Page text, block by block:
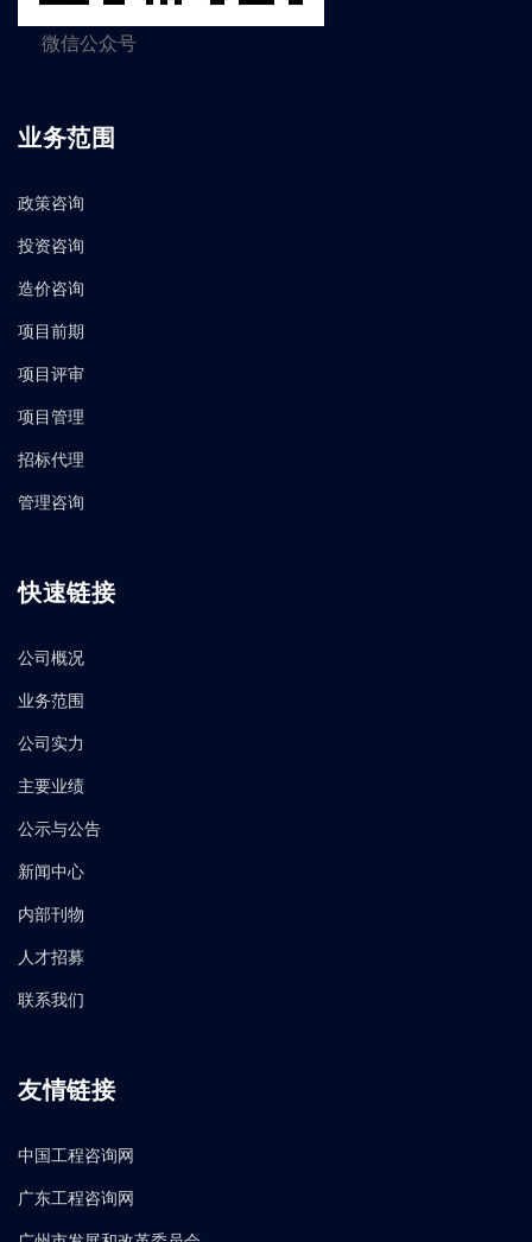
微信公众号
业务范围
政策咨询
投资咨询
造价咨询
项目前期
项目评审
项目管理
招标代理
管理咨询
快速链接
公司概况
业务范围
公司实力
主要业绩
公示与公告
新闻中心
内部刊物
人才招募
联系我们
友情链接
中国工程咨询网
广东工程咨询网